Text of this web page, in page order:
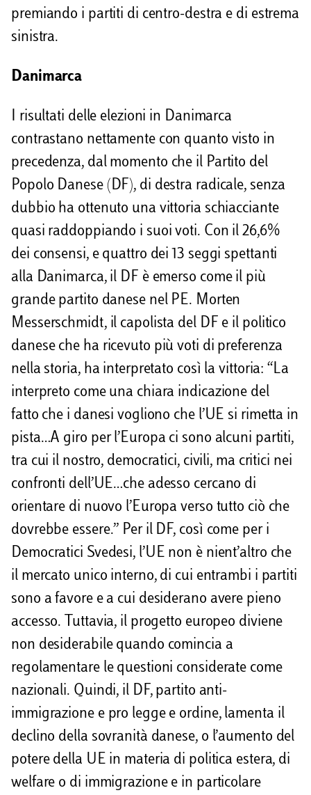
premiando i partiti di centro-destra e di estrema
sinistra.
Danimarca
I risultati delle elezioni in Danimarca
contrastano nettamente con quanto visto in
precedenza, dal momento che il Partito del
Popolo Danese (DF), di destra radicale, senza
dubbio ha ottenuto una vittoria schiacciante
quasi raddoppiando i suoi voti. Con il 26,6%
dei consensi, e quattro dei 13 seggi spettanti
alla Danimarca, il DF è emerso come il più
grande partito danese nel PE. Morten
Messerschmidt, il capolista del DF e il politico
danese che ha ricevuto più voti di preferenza
nella storia, ha interpretato così la vittoria: “La
interpreto come una chiara indicazione del
fatto che i danesi vogliono che l’UE si rimetta in
pista…A giro per l’Europa ci sono alcuni partiti,
tra cui il nostro, democratici, civili, ma critici nei
confronti dell’UE…che adesso cercano di
orientare di nuovo l’Europa verso tutto ciò che
dovrebbe essere.” Per il DF, così come per i
Democratici Svedesi, l’UE non è nient’altro che
il mercato unico interno, di cui entrambi i partiti
sono a favore e a cui desiderano avere pieno
accesso. Tuttavia, il progetto europeo diviene
non desiderabile quando comincia a
regolamentare le questioni considerate come
nazionali. Quindi, il DF, partito anti-
immigrazione e pro legge e ordine, lamenta il
declino della sovranità danese, o l’aumento del
potere della UE in materia di politica estera, di
welfare o di immigrazione e in particolare